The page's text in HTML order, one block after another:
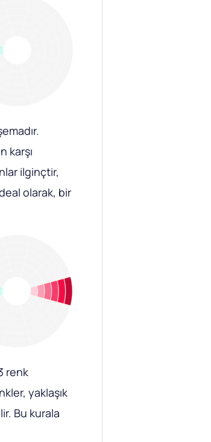
karşı
ilginçtir,
olarak, bir
renk
yaklaşık
Bu kurala